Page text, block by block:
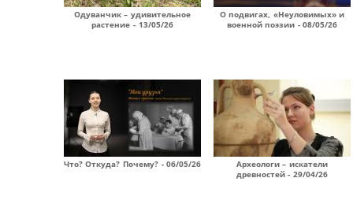
Одуванчик – удивительное
растение - 13/05/26
О подвигах, «Неуловимых» и
военной поэзии - 08/05/26
Что? Откуда? Почему? - 06/05/26
Археологи – искатели
древностей - 29/04/26